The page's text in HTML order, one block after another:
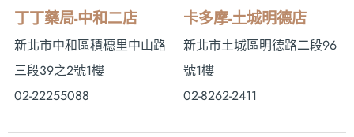
丁丁藥局-中和二店
新北市中和區積穗里中山路
三段39之2號1樓
02-22255088
卡多摩-土城明德店
新北市土城區明德路二段96
號1樓
02-8262-2411